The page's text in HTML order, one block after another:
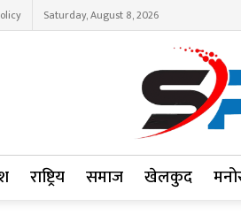
Saturday, August 8, 2026
राष्ट्रिय समाज खेलकुद